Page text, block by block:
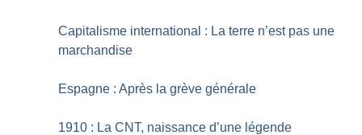
Capitalisme international : La terre n’est pas une
marchandise
Espagne : Après la grève générale
1910 : La CNT, naissance d’une légende